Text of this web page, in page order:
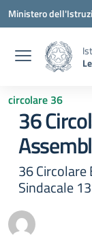
Vai ai contenuti
Vai al menu di
Vai al footer
Ministero
circolare 36
36
36
Sindacale